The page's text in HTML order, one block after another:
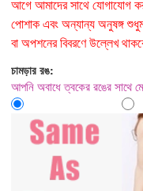
আগে আমাদের সাথে যোগাযোগ
পোশাক এবং অন্যান্য অনুষঙ্গ
বা অপশনের বিবরণে উল্লেখ
চামড়ার রঙ:
আপনি অবাধে ত্বকের রঙের সাথে